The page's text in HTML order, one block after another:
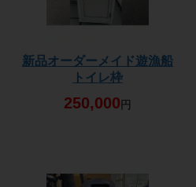
新品オーダーメイド遊漁船
トイレ枠
250,000 円